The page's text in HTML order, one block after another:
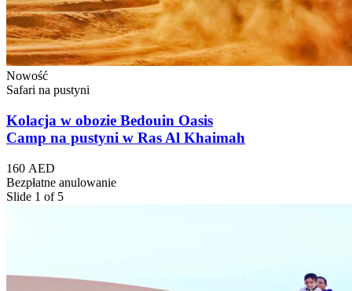
Nowość
Safari na pustyni
Kolacja w obozie Bedouin Oasis
Camp na pustyni w Ras Al Khaimah
160 AED
Bezpłatne anulowanie
Slide 1 of 5